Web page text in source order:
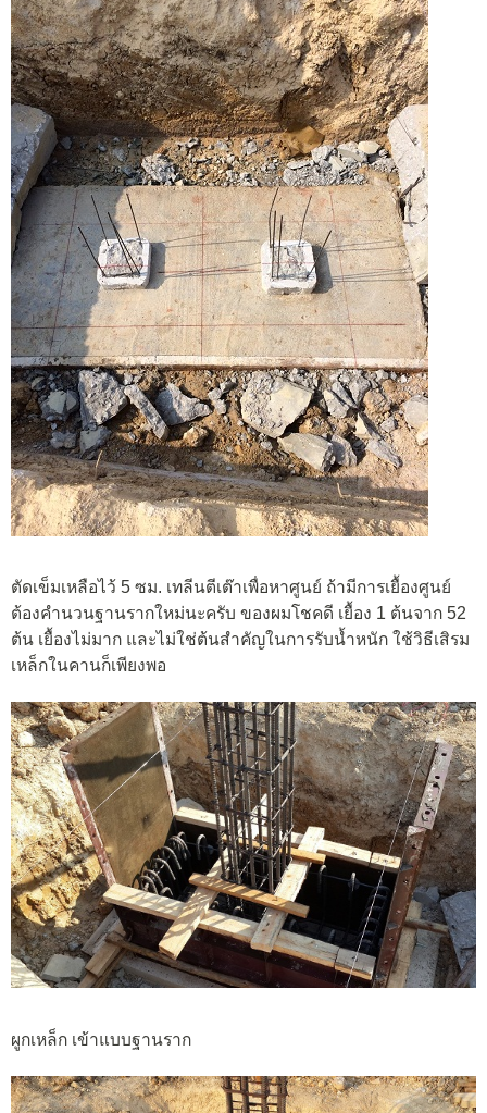
ตัดเข็มเหลือไว้ 5 ซม. เทลีนตีเต๊าเพื่อหาศูนย์ ถ้ามีการเยื้องศูนย์
ต้องคำนวนฐานรากใหม่นะครับ ของผมโชคดี เยื้อง 1 ต้นจาก 52
ต้น เยื้องไม่มาก และไม่ใช่ต้นสำคัญในการรับน้ำหนัก ใช้วิธีเสิรม
เหล็กในคานก็เพียงพอ
ผูกเหล็ก เข้าแบบฐานราก